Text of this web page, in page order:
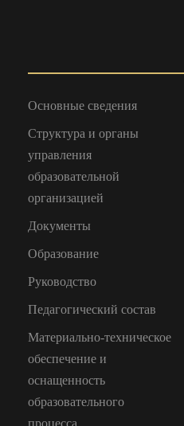
Основные сведения
Структура и органы
управления
образовательной
организацией
Документы
Образование
Руководство
Педагогический состав
Материально-техническое
обеспечение и
оснащенность
образовательного
процесса